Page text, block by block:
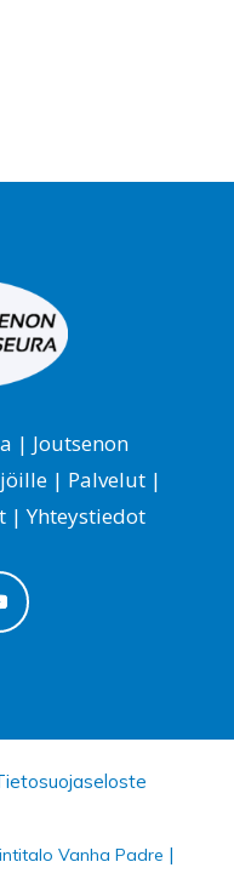
| Joutsenon
| Palvelut |
|Yhteystiedot
Vanha Padre |